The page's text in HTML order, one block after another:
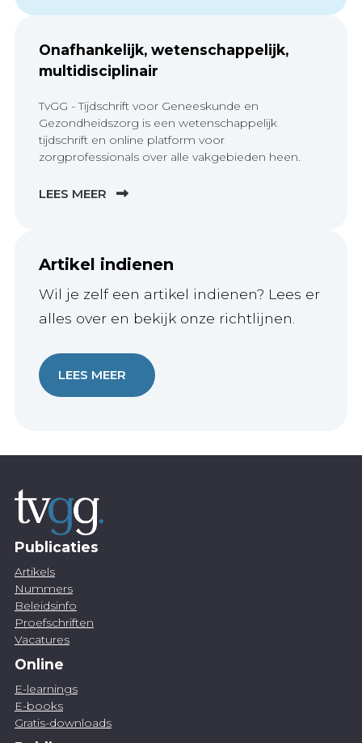
Onafhankelijk, wetenschappelijk,
multidisciplinair
TvGG - Tijdschrift voor Geneeskunde en
Gezondheidszorg is een wetenschappelijk
tijdschrift en online platform voor
zorgprofessionals over alle vakgebieden heen.
LEES MEER
Artikel indienen
Wil je zelf een artikel indienen? Lees er
alles over en bekijk onze richtlijnen.
LEES MEER
Publicaties
Artikels
Nummers
Beleidsinfo
Proefschriften
Vacatures
Online
E-learnings
E-books
Gratis-downloads